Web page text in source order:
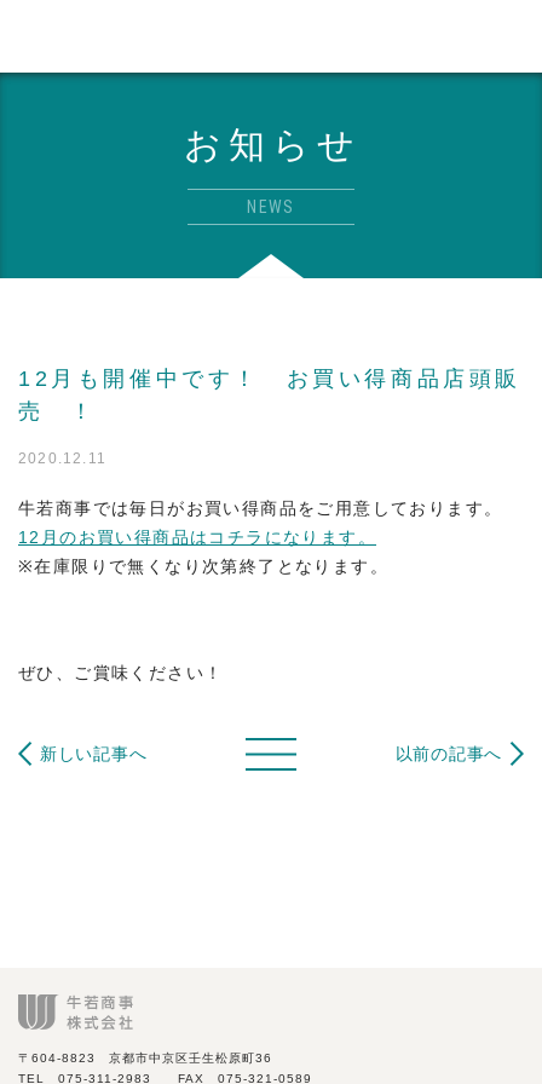
お知らせ
NEWS
12月も開催中です！ お買い得商品店頭販
売 ！
2020.12.11
牛若商事では毎日がお買い得商品をご用意しております。
12月のお買い得商品はコチラになります。
※在庫限りで無くなり次第終了となります。
ぜひ、ご賞味ください！
新しい記事へ 以前の記事へ
〒604-8823 京都市中京区壬生松原町36
TEL 075-311-2983 FAX 075-321-0589